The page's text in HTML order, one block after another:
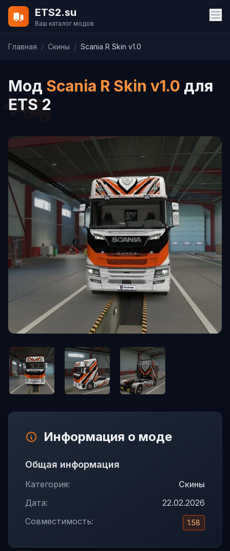
ETS2.su
Ваш каталог модов
Главная / Скины / Scania R Skin v1.0
Мод Scania R Skin v1.0 для
ETS 2
Информация о моде
Общая информация
Категория:
Скины
Дата:
22.02.2026
Совместимость:
1.58